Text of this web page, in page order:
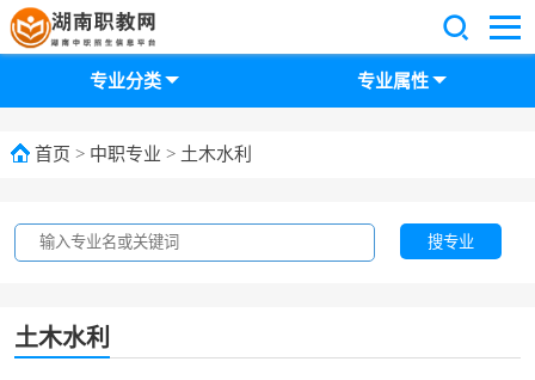
首页 > 中职专业 > 土木水利
专业分类 专业属性
搜专业
土木水利